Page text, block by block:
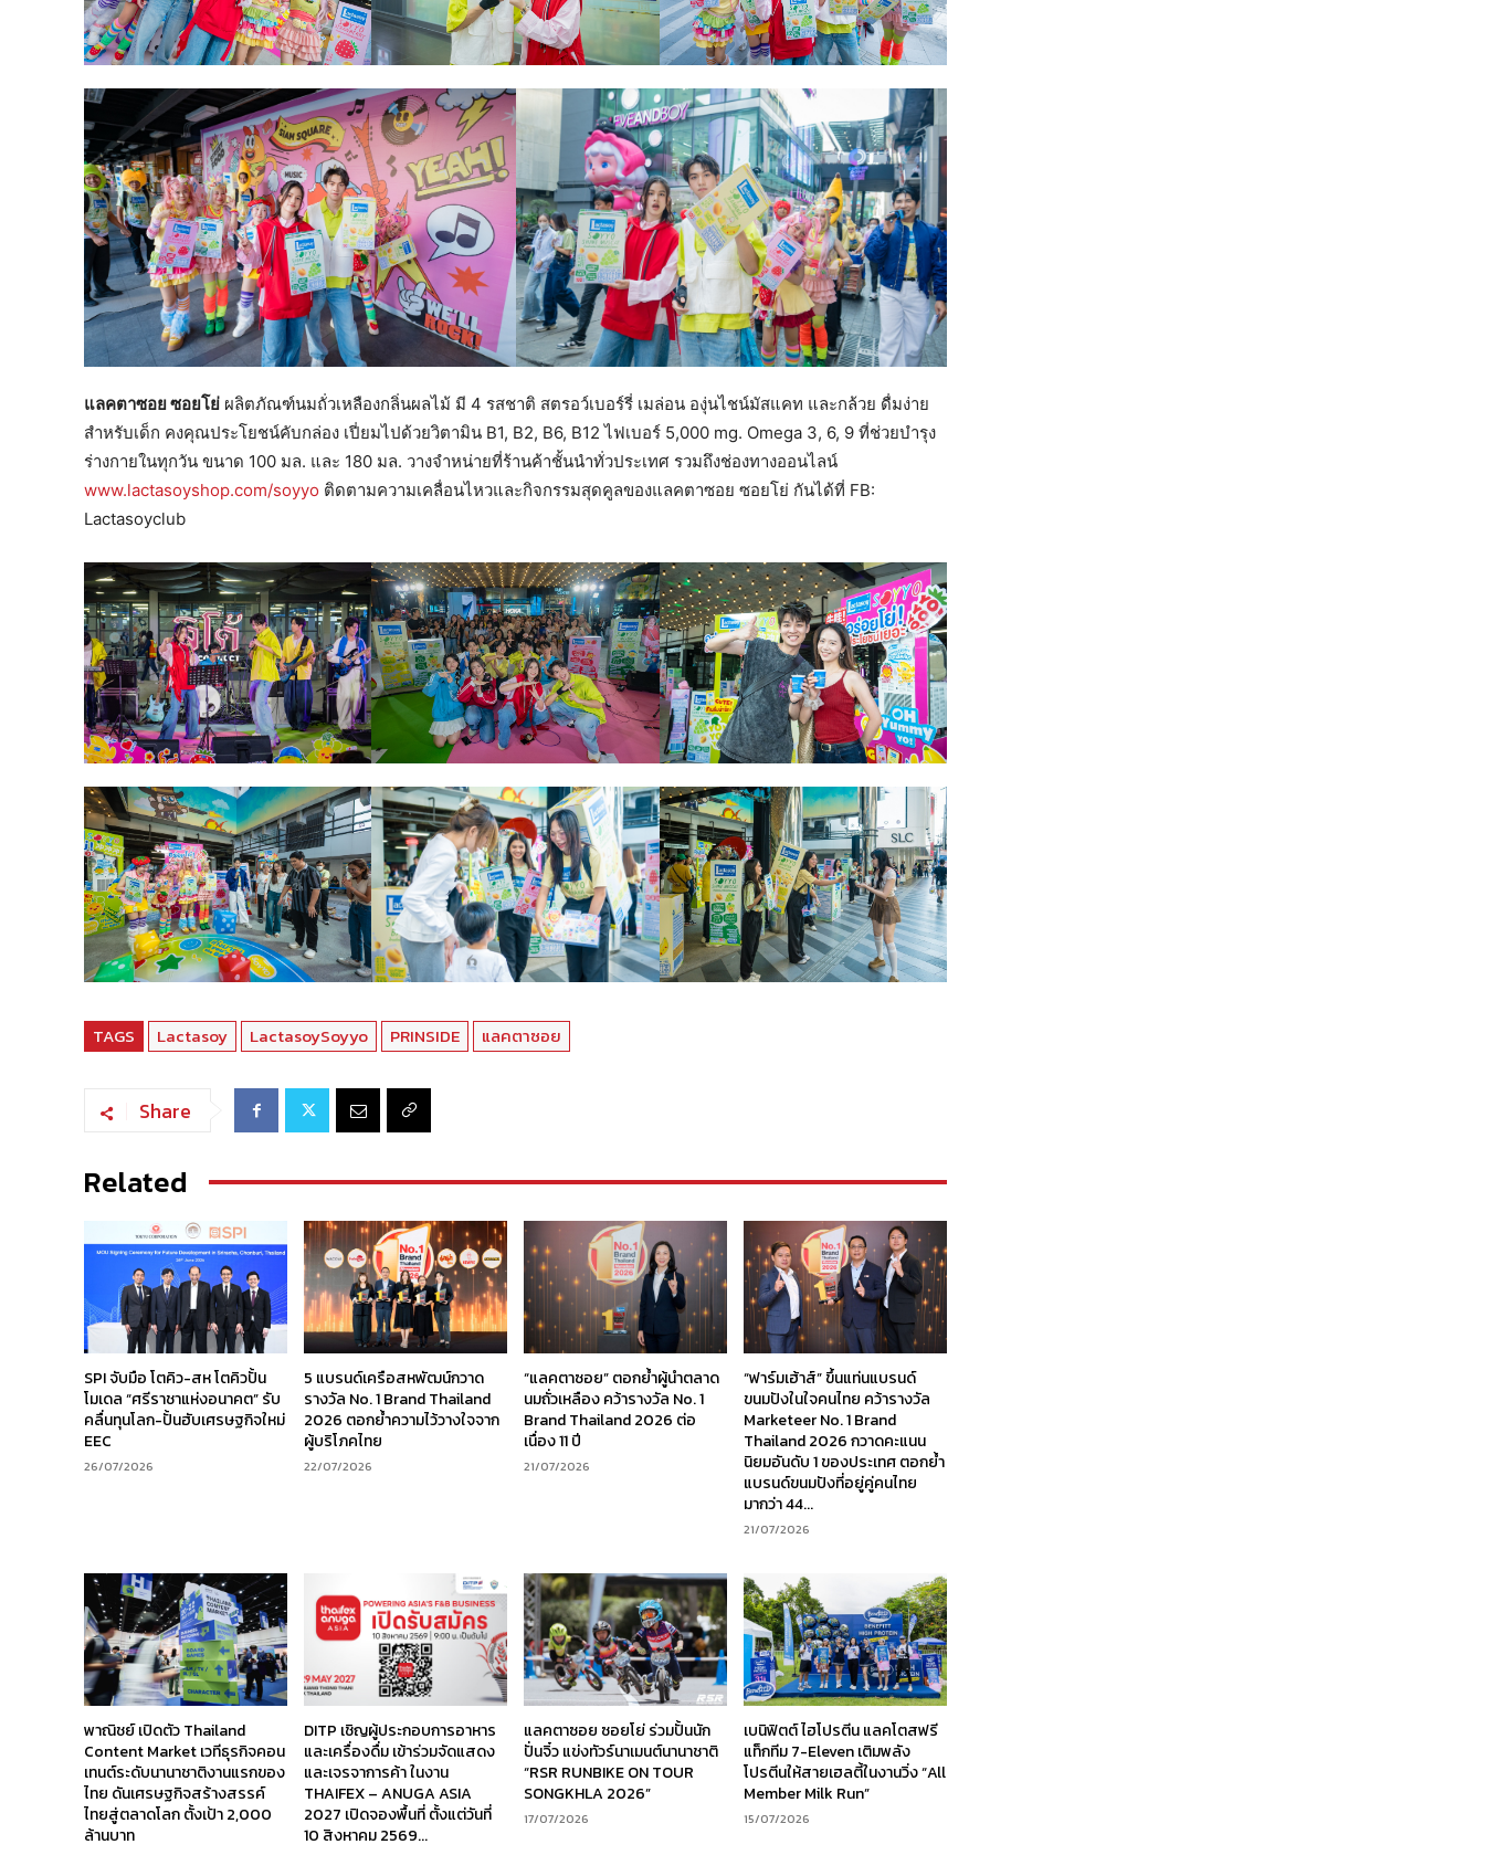
แลคตาซอย ซอยโย่ ผลิตภัณฑ์นมถั่วเหลืองกลิ่นผลไม้ มี 4 รสชาติ สตรอว์เบอร์รี่ เมล่อน องุ่นไชน์มัสแคท และกล้วย ดื่มง่าย
สำหรับเด็ก คงคุณประโยชน์คับกล่อง เปี่ยมไปด้วยวิตามิน B1, B2, B6, B12 ไฟเบอร์ 5,000 mg. Omega 3, 6, 9 ที่ช่วยบำรุง
ร่างกายในทุกวัน ขนาด 100 มล. และ 180 มล. วางจำหน่ายที่ร้านค้าชั้นนำทั่วประเทศ รวมถึงช่องทางออนไลน์
www.lactasoyshop.com/soyyo ติดตามความเคลื่อนไหวและกิจกรรมสุดคูลของแลคตาซอย ซอยโย่ กันได้ที่ FB:
Lactasoyclub
TAGS Lactasoy LactasoySoyyo PRINSIDE แลคตาซอย
Share
Related
SPI จับมือ โตคิว-สห โตคิวปั้น
โมเดล “ศรีราชาแห่งอนาคต” รับ
คลื่นทุนโลก-ปั้นฮับเศรษฐกิจใหม่
EEC
26/07/2026
5 แบรนด์เครือสหพัฒน์กวาด
รางวัล No. 1 Brand Thailand
2026 ตอกย้ำความไว้วางใจจาก
ผู้บริโภคไทย
22/07/2026
“แลคตาซอย” ตอกย้ำผู้นำตลาด
นมถั่วเหลือง คว้ารางวัล No. 1
Brand Thailand 2026 ต่อ
เนื่อง 11 ปี
21/07/2026
“ฟาร์มเฮ้าส์” ขึ้นแท่นแบรนด์
ขนมปังในใจคนไทย คว้ารางวัล
Marketeer No. 1 Brand
Thailand 2026 กวาดคะแนน
นิยมอันดับ 1 ของประเทศ ตอกย้ำ
แบรนด์ขนมปังที่อยู่คู่คนไทย
มากว่า 44...
21/07/2026
พาณิชย์ เปิดตัว Thailand
Content Market เวทีธุรกิจคอน
เทนต์ระดับนานาชาติงานแรกของ
ไทย ดันเศรษฐกิจสร้างสรรค์
ไทยสู่ตลาดโลก ตั้งเป้า 2,000
ล้านบาท
DITP เชิญผู้ประกอบการอาหาร
และเครื่องดื่ม เข้าร่วมจัดแสดง
และเจรจาการค้า ในงาน
THAIFEX – ANUGA ASIA
2027 เปิดจองพื้นที่ ตั้งแต่วันที่
10 สิงหาคม 2569...
แลคตาซอย ซอยโย่ ร่วมปั้นนัก
ปั่นจิ๋ว แข่งทัวร์นาเมนต์นานาชาติ
“RSR RUNBIKE ON TOUR
SONGKHLA 2026”
17/07/2026
เบนิฟิตต์ ไฮโปรตีน แลคโตสฟรี
แท็กทีม 7-Eleven เติมพลัง
โปรตีนให้สายเฮลตี้ในงานวิ่ง “All
Member Milk Run”
15/07/2026